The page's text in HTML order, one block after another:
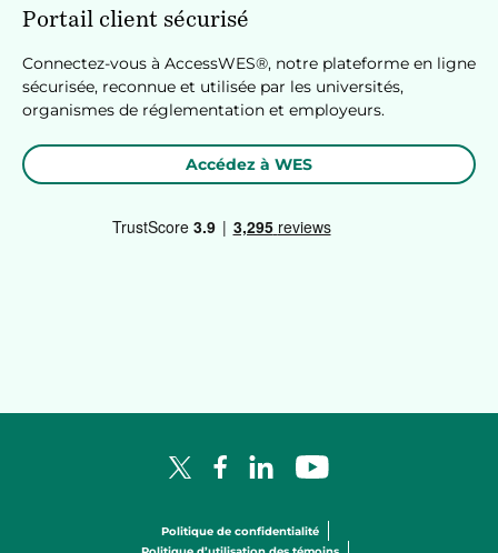
Portail client sécurisé
Connectez-vous à AccessWES®, notre plateforme en ligne
sécurisée, reconnue et utilisée par les universités,
organismes de réglementation et employeurs.
Accédez à WES
X LogoFacebook Logo
LinkedIn Logo
YouTube Logo
Politique de confidentialité